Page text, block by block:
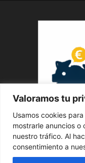
Valoramos tu
Usamos cookies
mostrarle anuncios o
nuestro tráfico. Al
consentimiento a